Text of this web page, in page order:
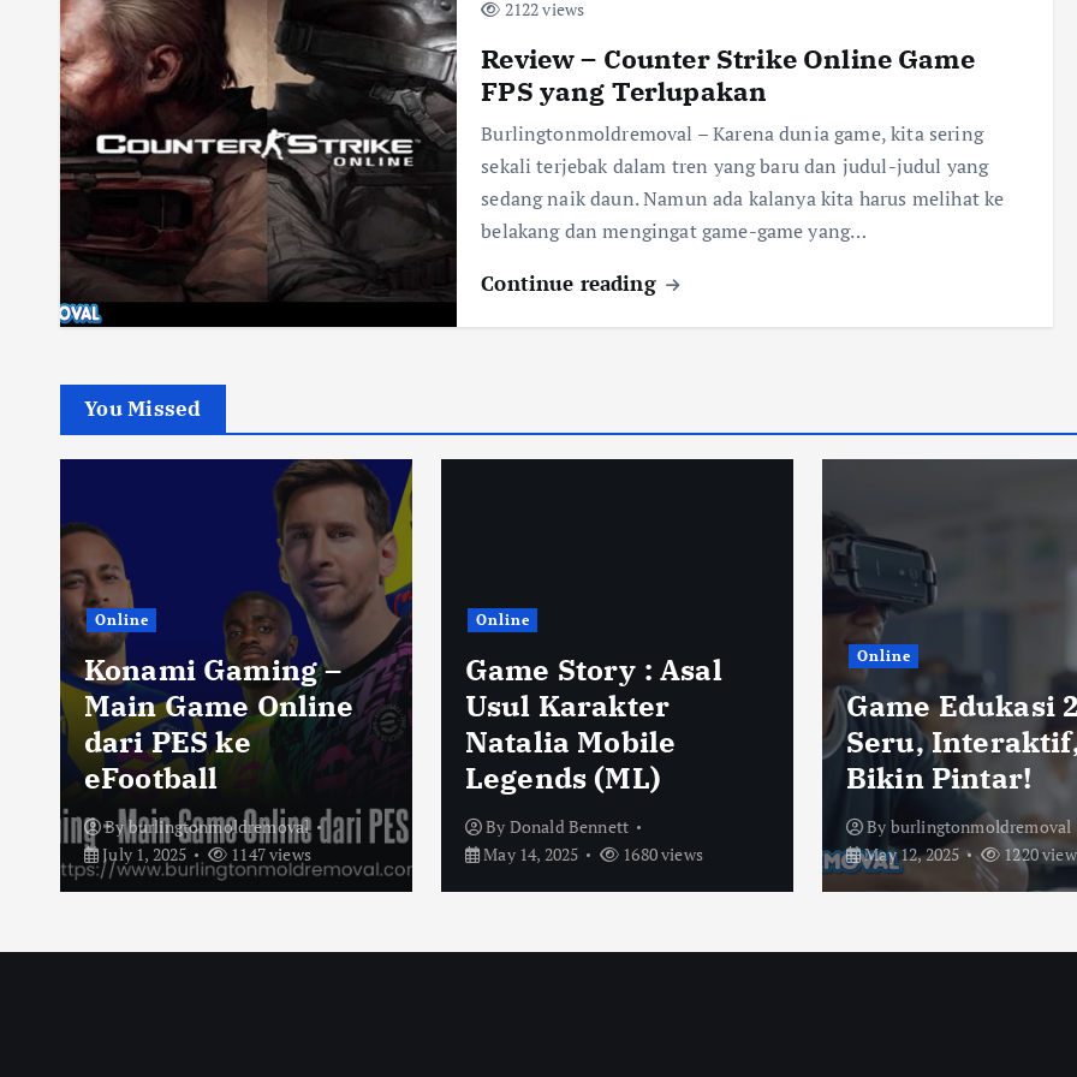
2122 views
Review – Counter Strike Online Game
FPS yang Terlupakan
Burlingtonmoldremoval – Karena dunia game, kita sering
sekali terjebak dalam tren yang baru dan judul-judul yang
sedang naik daun. Namun ada kalanya kita harus melihat ke
belakang dan mengingat game-game yang…
Continue reading
You Missed
Online
Konami Gaming –
Main Game Online
dari PES ke
eFootball
Byburlingtonmoldremoval
July 1, 2025
1147 views
Online
Game Story : Asal
Usul Karakter
Natalia Mobile
Legends (ML)
By Donald Bennett
May 14, 2025
1680 views
Online
Game Edukasi
Seru,
Bikin Pintar!
By burlingtonmoldremoval
May 12, 2025
1220